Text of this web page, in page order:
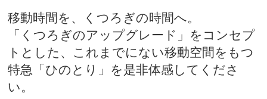
移動時間を、くつろぎの時間へ。
「くつろぎのアップグレード」をコンセプ
トとした、これまでにない移動空間をもつ
特急「ひのとり」を是非体感してくださ
い。